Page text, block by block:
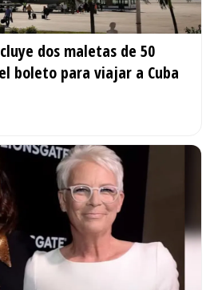
dos maletas de 50
boleto para viajar a Cuba